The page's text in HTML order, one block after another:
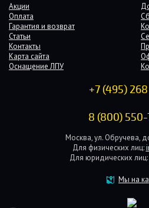
Акции
Оплата
Гарантия и возврат
Статьи
Контакты
Карта сайта
Оснащение ЛПУ
+7 (495)
8 (800)
Москва, ул. Обручева,
Для физических лиц:
Для юридических лиц:
Мы на